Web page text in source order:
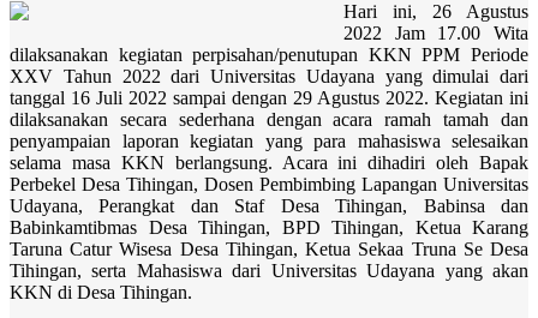
Hari ini, 26 Agustus
2022 Jam 17.00 Wita
dilaksanakan kegiatan perpisahan/penutupan KKN PPM Periode
XXV Tahun 2022 dari Universitas Udayana yang dimulai dari
tanggal 16 Juli 2022 sampai dengan 29 Agustus 2022. Kegiatan ini
dilaksanakan secara sederhana dengan acara ramah tamah dan
penyampaian laporan kegiatan yang para mahasiswa selesaikan
selama masa KKN berlangsung. Acara ini dihadiri oleh Bapak
Perbekel Desa Tihingan, Dosen Pembimbing Lapangan Universitas
Udayana, Perangkat dan Staf Desa Tihingan, Babinsa dan
Babinkamtibmas Desa Tihingan, BPD Tihingan, Ketua Karang
Taruna Catur Wisesa Desa Tihingan, Ketua Sekaa Truna Se Desa
Tihingan, serta Mahasiswa dari Universitas Udayana yang akan
KKN di Desa Tihingan.